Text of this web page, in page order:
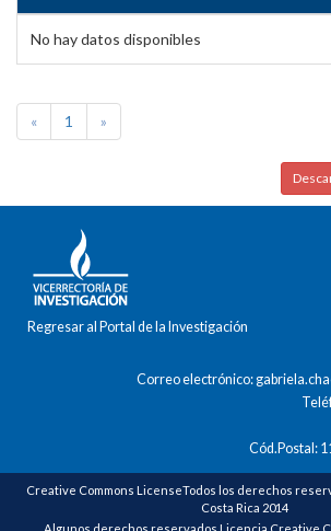
No hay datos disponibles
« 1 »
Regresar al Portal de la Investigación
Correo electrónico:
Cód.Postal:
Creative Commons LicenseTodos los derechos
Costa Rica 2014